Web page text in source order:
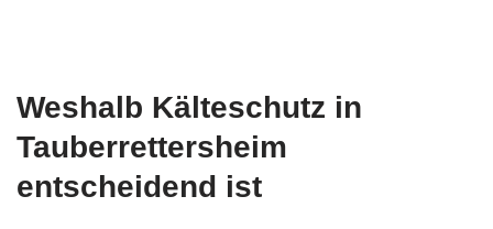
Weshalb Kälteschutz in
Tauberrettersheim
entscheidend ist